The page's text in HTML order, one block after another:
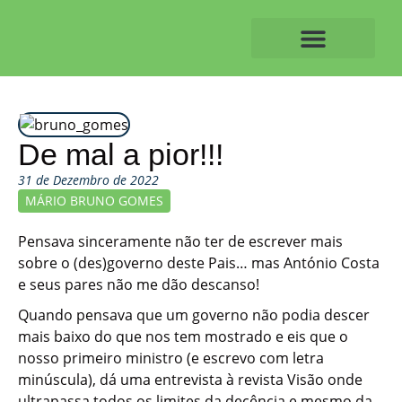
De mal a pior!!!
31 de Dezembro de 2022
MÁRIO BRUNO GOMES
Pensava sinceramente não ter de escrever mais
sobre o (des)governo deste Pais… mas António Costa
e seus pares não me dão descanso!
Quando pensava que um governo não podia descer
mais baixo do que nos tem mostrado e eis que o
nosso primeiro ministro (e escrevo com letra
minúscula), dá uma entrevista à revista Visão onde